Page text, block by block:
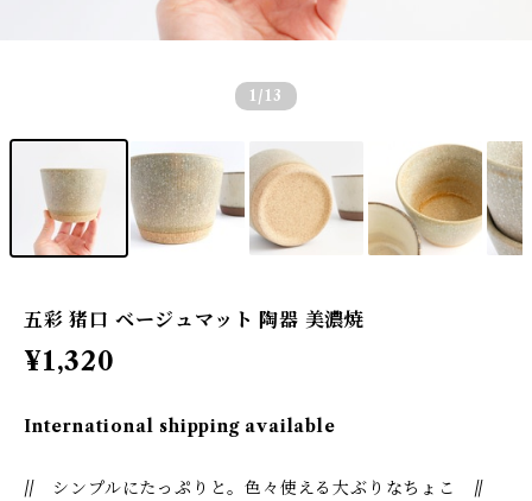
1 /13
五彩 猪口 ベージュマット 陶器 美濃焼
¥1,320
International shipping available
// シンプルにたっぷりと。色々使える大ぶりなちょこ //